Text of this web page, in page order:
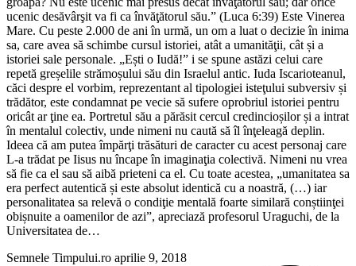
ucenic desăvârşit va fi ca învăţătorul său.” (Luca 6:39) Este Vinerea
Mare. Cu peste 2.000 de ani în urmă, un om a luat o decizie în inima
sa, care avea să schimbe cursul istoriei, atât a umanităţii, cât și a
istoriei sale personale. „Ești o Iudă!” i se spune astăzi celui care
repetă greșelile strămoșului său din Israelul antic. Iuda Iscarioteanul,
căci despre el vorbim, reprezentant al tipologiei isteţului subversiv și
trădător, este condamnat pe vecie să sufere oprobriul istoriei pentru
oricât ar ţine ea. Portretul său a părăsit cercul credincioșilor și a intrat
în mentalul colectiv, unde nimeni nu caută să îl înţeleagă deplin.
Ideea că am putea împărţi trăsături de caracter cu acest personaj care
L-a trădat pe Iisus nu încape în imaginaţia colectivă. Nimeni nu vrea
să fie ca el sau să aibă prieteni ca el. Cu toate acestea, „umanitatea sa
era perfect autentică și este absolut identică cu a noastră, (…) iar
personalitatea sa relevă o condiţie mentală foarte similară conștiinţei
obișnuite a oamenilor de azi”, apreciază profesorul Uraguchi, de la
Universitatea de…
Semnele Timpului.ro aprilie 9, 2018